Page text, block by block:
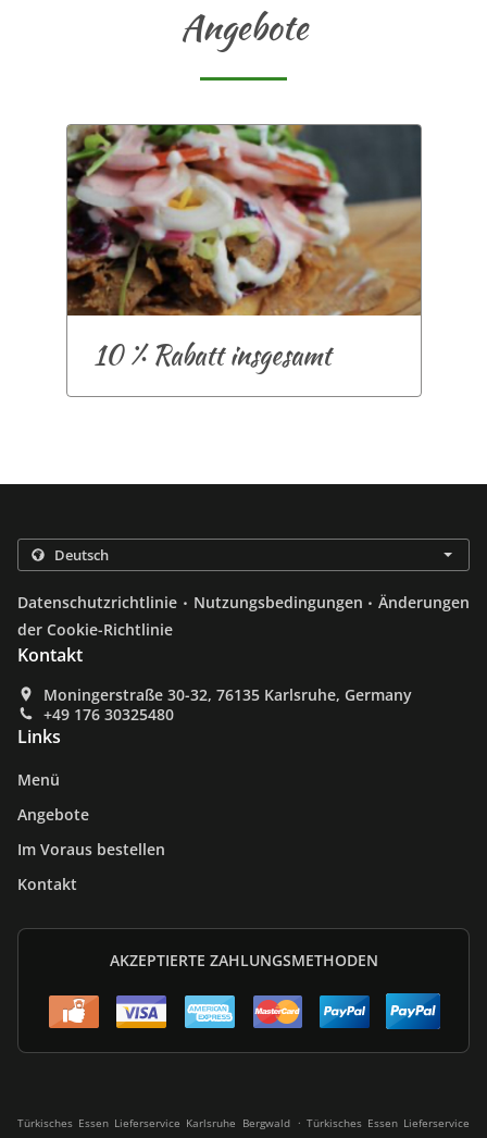
Angebote
10 % Rabatt insgesamt
Datenschutzrichtlinie . Nutzungsbedingungen . Änderungen
der Cookie-Richtlinie
Kontakt
Moningerstraße 30-32, 76135 Karlsruhe, Germany
+49 176 30325480
Links
Menü
Angebote
Im Voraus bestellen
Kontakt
AKZEPTIERTE ZAHLUNGSMETHODEN
Türkisches Essen Lieferservice Karlsruhe Bergwald . Türkisches Essen Lieferservice